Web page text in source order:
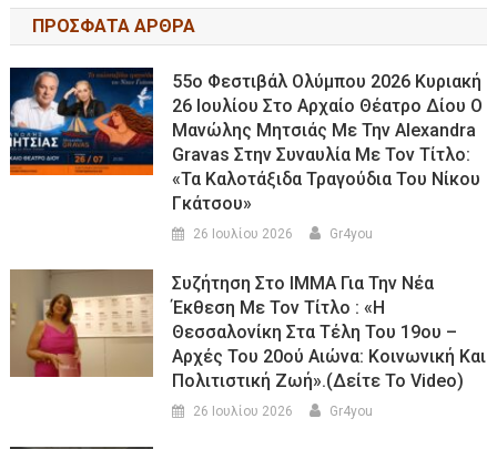
ΠΡΟΣΦΑΤΑ ΑΡΘΡΑ
55ο Φεστιβάλ Ολύμπου 2026 Κυριακή
26 Ιουλίου Στο Αρχαίο Θέατρο Δίου Ο
Μανώλης Μητσιάς Με Την Alexandra
Gravas Στην Συναυλία Με Τον Τίτλο:
«τα Καλοτάξιδα Τραγούδια Του Νίκου
Γκάτσου»
26 Ιουλίου 2026 Gr4you
Συζήτηση Στο ΙΜΜΑ Για Την Νέα
Έκθεση Με Τον Τίτλο : «Η
Θεσσαλονίκη Στα Τέλη Του 19ου –
Αρχές Του 20ού Αιώνα: Κοινωνική Και
Πολιτιστική Ζωή».(Δείτε Το Video)
26 Ιουλίου 2026 Gr4you